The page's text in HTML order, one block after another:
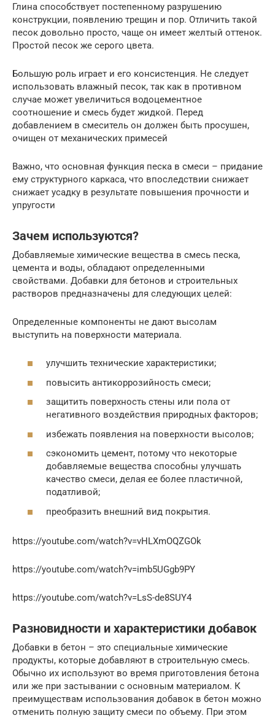
Глина способствует постепенному разрушению
конструкции, появлению трещин и пор. Отличить такой
песок довольно просто, чаще он имеет желтый оттенок.
Простой песок же серого цвета.
Большую роль играет и его консистенция. Не следует
использовать влажный песок, так как в противном
случае может увеличиться водоцементное
соотношение и смесь будет жидкой. Перед
добавлением в смеситель он должен быть просушен,
очищен от механических примесей
Важно, что основная функция песка в смеси – придание
ему структурного каркаса, что впоследствии снижает
снижает усадку в результате повышения прочности и
упругости
Зачем используются?
Добавляемые химические вещества в смесь песка,
цемента и воды, обладают определенными
свойствами. Добавки для бетонов и строительных
растворов предназначены для следующих целей:
Определенные компоненты не дают высолам
выступить на поверхности материала.
улучшить технические характеристики;
повысить антикоррозийность смеси;
защитить поверхность стены или пола от
негативного воздействия природных факторов;
избежать появления на поверхности высолов;
сэкономить цемент, потому что некоторые
добавляемые вещества способны улучшать
качество смеси, делая ее более пластичной,
податливой;
преобразить внешний вид покрытия.
https://youtube.com/watch?v=vHLXmOQZGOk
https://youtube.com/watch?v=imb5UGgb9PY
https://youtube.com/watch?v=LsS-de8SUY4
Разновидности и характеристики добавок
Добавки в бетон – это специальные химические
продукты, которые добавляют в строительную смесь.
Обычно их используют во время приготовления бетона
или же при застывании с основным материалом. К
преимуществам использования добавок в бетон можно
отменить полную защиту смеси по объему. При этом